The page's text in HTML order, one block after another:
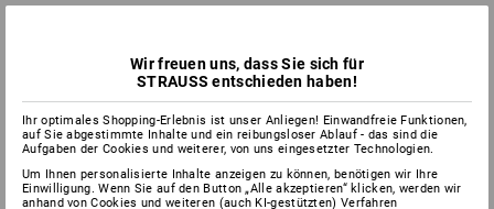
Wir freuen uns, dass Sie sich für
STRAUSS entschieden haben!
Ihr optimales Shopping-Erlebnis ist unser Anliegen! Einwandfreie Funktionen,
auf Sie abgestimmte Inhalte und ein reibungsloser Ablauf - das sind die
Aufgaben der Cookies und weiterer, von uns eingesetzter Technologien.
Um Ihnen personalisierte Inhalte anzeigen zu können, benötigen wir Ihre
Einwilligung. Wenn Sie auf den Button „Alle akzeptieren“ klicken, werden wir
anhand von Cookies und weiteren (auch KI-gestützten) Verfahren